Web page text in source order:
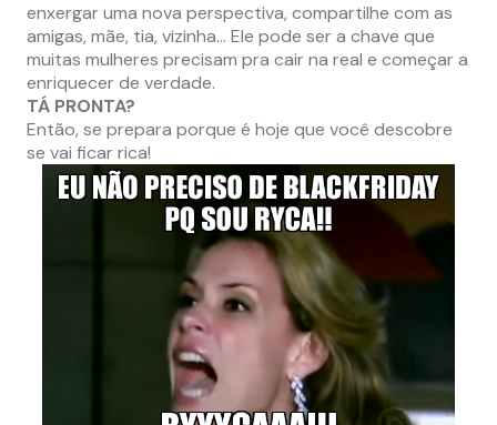
enxergar uma nova perspectiva, compartilhe com as
amigas, mãe, tia, vizinha… Ele pode ser a chave que
muitas mulheres precisam pra cair na real e começar a
enriquecer de verdade.
TÁ PRONTA?
Então, se prepara porque é hoje que você descobre
se vai ficar rica!